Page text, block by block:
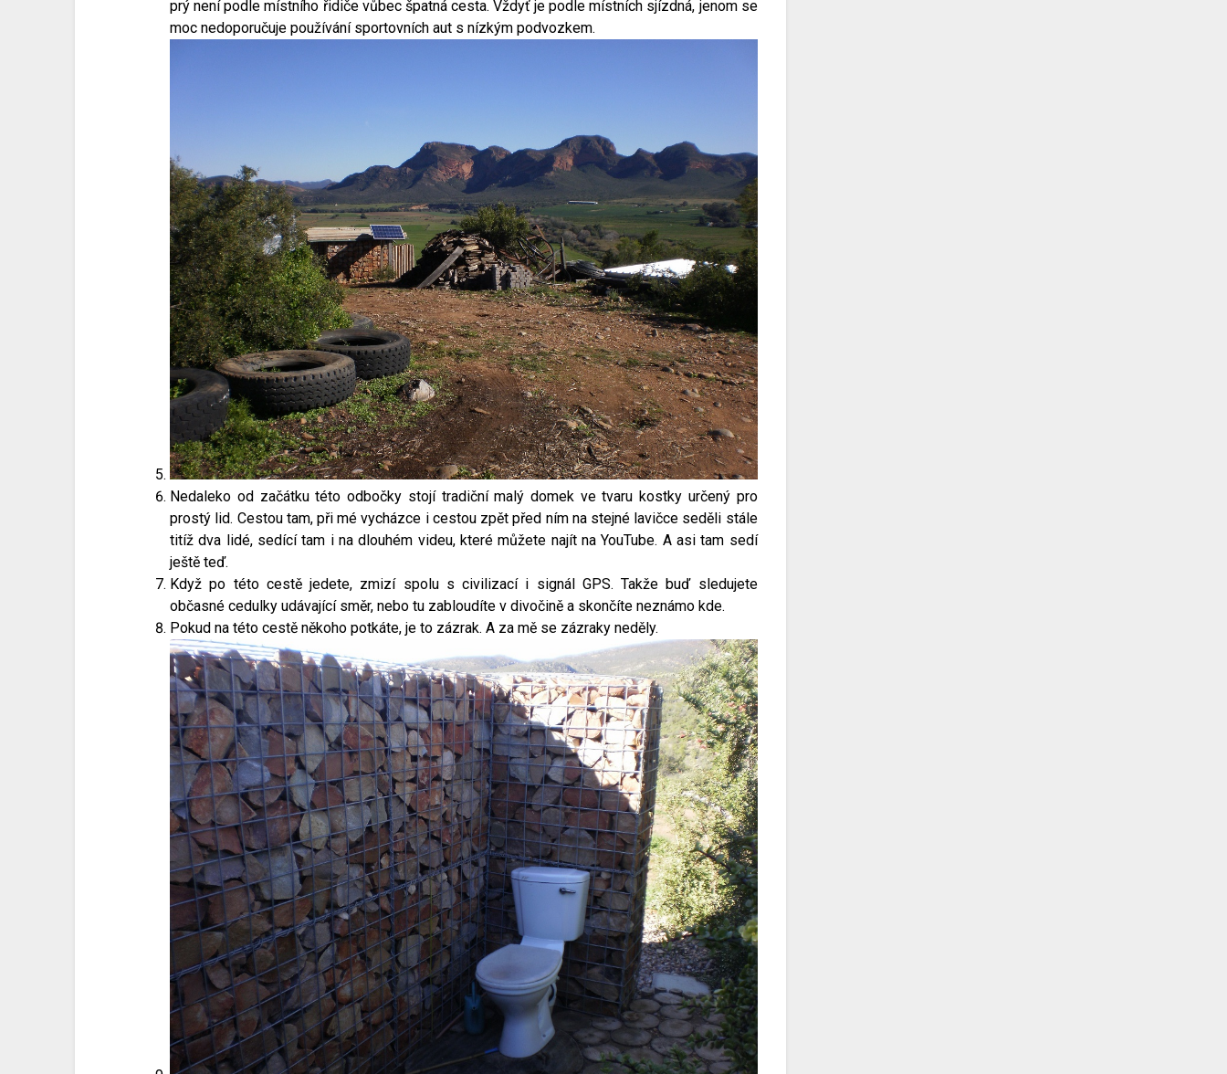
prý není podle místního řidiče vůbec špatná cesta. Vždyť je podle místních sjízdná, jenom se
moc nedoporučuje používání sportovních aut s nízkým podvozkem.
Nedaleko od začátku této odbočky stojí tradiční malý domek ve tvaru kostky určený pro
prostý lid. Cestou tam, při mé vycházce i cestou zpět před ním na stejné lavičce seděli stále
titíž dva lidé, sedící tam i na dlouhém videu, které můžete najít na YouTube. A asi tam sedí
ještě teď.
Když po této cestě jedete, zmizí spolu s civilizací i signál GPS. Takže buď sledujete
občasné cedulky udávající směr, nebo tu zabloudíte v divočině a skončíte neznámo kde.
Pokud na této cestě někoho potkáte, je to zázrak. A za mě se zázraky neděly.